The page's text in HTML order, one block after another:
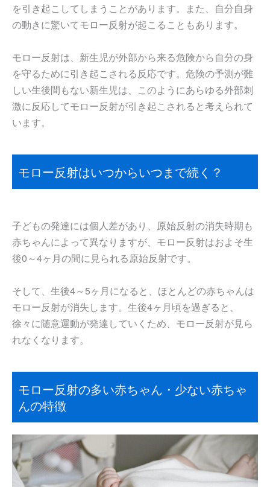
を引き起こしてしまうことがあります。また、自分自身
の動きに驚いてモロー反射が起こることもあります。
モロー反射は、新生児が外部から来る危険から自分の身
を守るために引き起こされる反応です。危険の予測が難
しい生後間もない新生児は、このようにあらゆる外部刺
激に反応してモロー反射が引き起こされると考えられて
います。
モロー反射はいつからいつまで続く？
子どもの発達には個人差があり、原始反射の消失時期も
赤ちゃんによって異なりますが、モロー反射はおよそ生
後0～4ヶ月の間に見られる原始反射です。
そして、生後4～5ヶ月になると、ほとんどの赤ちゃんは
モロー反射が消失します。生後4ヶ月頃を過ぎると、
徐々に随意運動が発達していくため、モロー反射が見ら
れなくなります。
モロー反射の多い赤ちゃん・少ない赤ちゃ
んの特徴